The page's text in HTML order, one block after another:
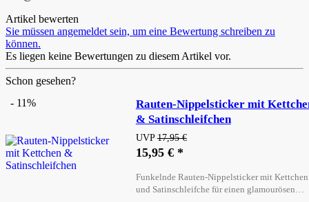
Artikel bewerten
Sie müssen angemeldet sein, um eine Bewertung schreiben zu
können.
Es liegen keine Bewertungen zu diesem Artikel vor.
Schon gesehen?
- 11%
Rauten-Nippelsticker mit
& Satinschleifchen
UVP17,95 €
15,95 € *
Funkelnde Rauten-Nippelsticker mit Kettchen
und Satinschleifche für einen glamourösen